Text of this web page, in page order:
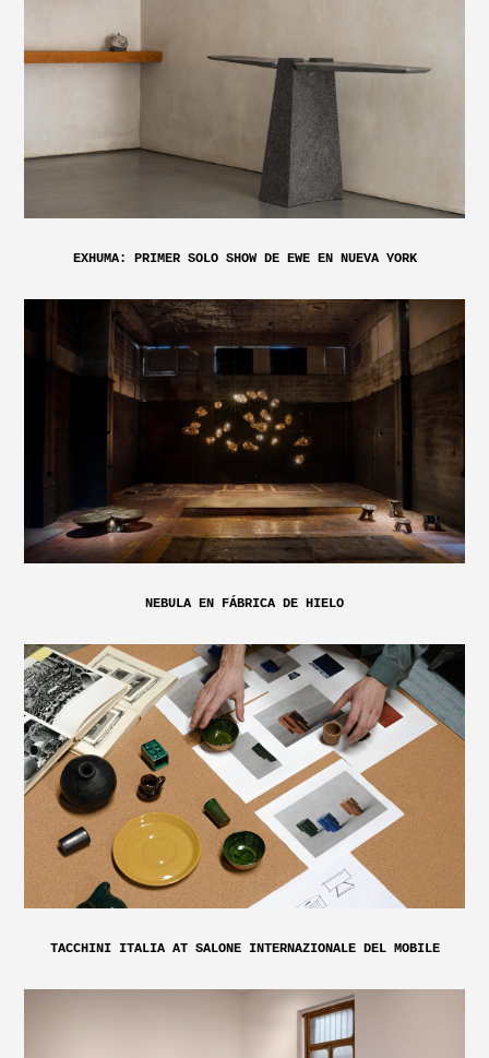
EXHUMA: PRIMER SOLO SHOW DE EWE EN NUEVA YORK
NEBULA EN FÁBRICA DE HIELO
TACCHINI ITALIA AT SALONE INTERNAZIONALE DEL MOBILE